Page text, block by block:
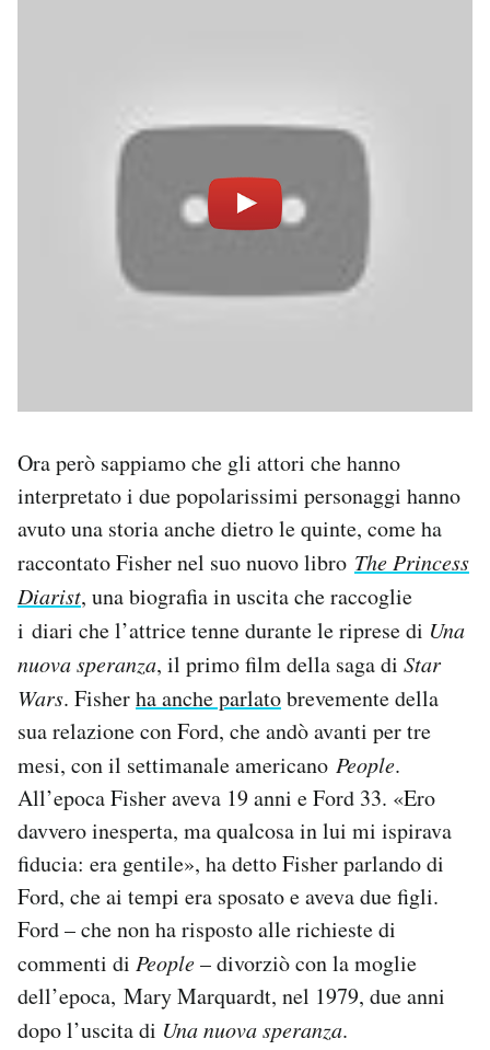
Ora però sappiamo che gli attori che hanno
interpretato i due popolarissimi personaggi hanno
avuto una storia anche dietro le quinte, come ha
raccontato Fisher nel suo nuovo libro The Princess
Diarist, una biografia in uscita che raccoglie
i diari che l’attrice tenne durante le riprese di Una
nuova speranza, il primo film della saga di Star
Wars. Fisherha anche parlatobrevemente della
sua relazione con Ford, che andò avanti per tre
mesi, con il settimanale americano People.
All’epoca Fisher aveva 19 anni e Ford 33. «Ero
davvero inesperta, ma qualcosa in lui mi ispirava
fiducia: era gentile», ha detto Fisher parlando di
Ford, che ai tempi era sposato e aveva due figli.
Ford – che non ha risposto alle richieste di
commenti di People– divorziò con la moglie
dell’epoca, Mary Marquardt, nel 1979, due anni
dopo l’uscita di Una nuova speranza.